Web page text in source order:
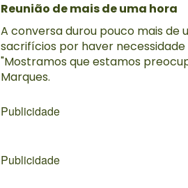
Reunião de mais de uma hora
A conversa durou pouco mais de
sacrifícios por haver
"Mostramos que estamos
Marques.
Publicidade
Publicidade